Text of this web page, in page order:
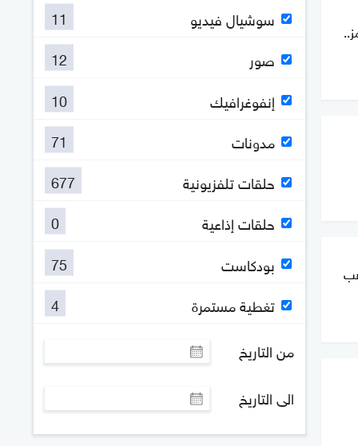
سوشيال فيديو
11
صور
12
إنفوغرافيك
10
مدونات
71
حلقات تلفزيونية
677
حلقات إذاعية
0
بودكاست
75
تغطية مستمرة
4
من التاريخ
الى التاريخ